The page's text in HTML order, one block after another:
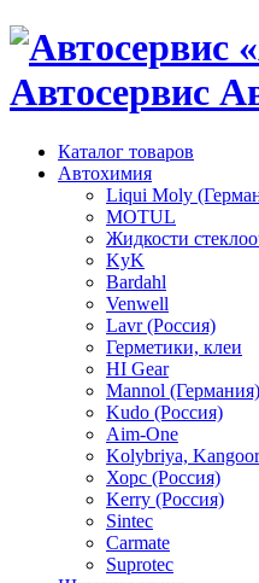
Автосервис
Каталог товаров
Автохимия
Liqui Moly
MOTUL
Жидкости
KyK
Bardahl
Venwell
Lavr (Россия)
Герметики, клеи
HI Gear
Mannol (Германия)
Kudo (Россия)
Aim-One
Kolybriya,
Хорс (Россия)
Kerry (Россия)
Sintec
Carmate
Suprotec